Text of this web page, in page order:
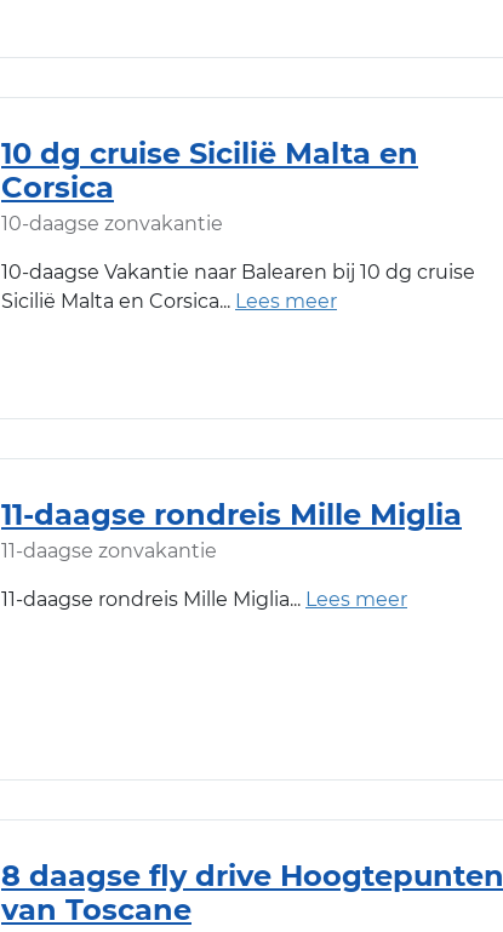
10 dg cruise Sicilië Malta en
Corsica
10-daagse zonvakantie
10-daagse Vakantie naar Balearen bij 10 dg cruise
Sicilië Malta en Corsica
11-daagse rondreis Mille Miglia
11-daagse zonvakantie
11-daagse rondreis Mille Miglia
8 daagse fly drive Hoogtepunten
van Toscane